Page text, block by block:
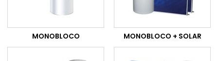
MONOBLOCO MONOBLOCO + SOLAR